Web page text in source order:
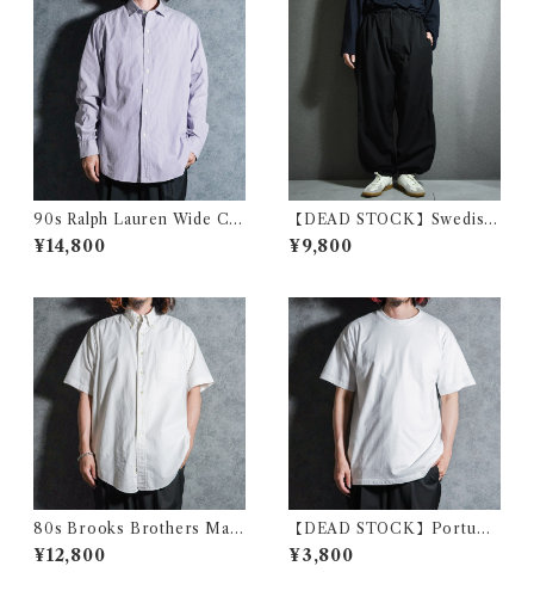
90s Ralph Lauren Wide Col
lar Stripe Shirts Purple ラ
ルフローレン ワイドカラー ス
¥14,800
【DEAD STOCK】Swedish
Army Snow Camouflage P
ants Black スウェーデン軍 ス
¥9,800
80s Brooks Brothers Mak
ers OX B.D. Shirts White ブ
ルックスブラザーズ オックス
¥12,800
【DEAD STOCK】Portugal
Army Cotton T-shirts ポル
トガル軍 コットン Tシャツ
¥3,800